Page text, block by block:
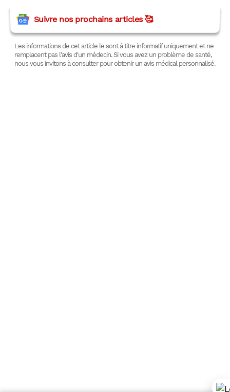
Suivre nos prochains articles 🥰
Les informations de cet article le sont à titre informatif uniquement et ne
remplacent pas l'avis d'un médecin. Si vous avez un problème de santé,
nous vous invitons à consulter pour obtenir un avis médical personnalisé.